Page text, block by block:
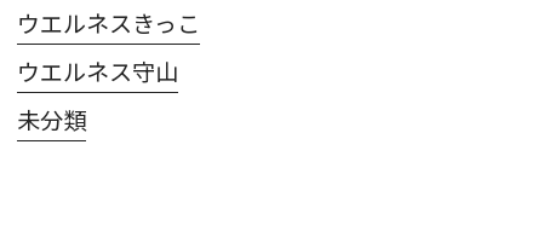
ウエルネスきっこ
ウエルネス守山
未分類